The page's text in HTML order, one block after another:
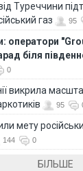
Туреччини
газ
95
оператори
біля
0
викрила
95
мету
144 0
БІЛЬШЕ